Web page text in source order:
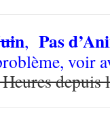
n, Pas
voir
depuis